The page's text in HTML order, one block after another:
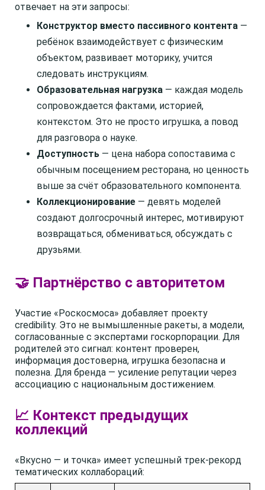
отвечает на эти запросы:
Конструктор вместо пассивного контента —
ребёнок взаимодействует с физическим
объектом, развивает моторику, учится
следовать инструкциям.
Образовательная нагрузка — каждая модель
сопровождается фактами, историей,
контекстом. Это не просто игрушка, а повод
для разговора о науке.
Доступность — цена набора сопоставима с
обычным посещением ресторана, но ценность
выше за счёт образовательного компонента.
Коллекционирование — девять моделей
создают долгосрочный интерес, мотивируют
возвращаться, обмениваться, обсуждать с
друзьями.
🤝 Партнёрство с авторитетом
Участие «Роскосмоса» добавляет проекту
credibility. Это не вымышленные ракеты, а модели,
согласованные с экспертами госкорпорации. Для
родителей это сигнал: контент проверен,
информация достоверна, игрушка безопасна и
полезна. Для бренда — усиление репутации через
ассоциацию с национальным достижением.
📈 Контекст предыдущих
коллекций
«Вкусно — и точка» имеет успешный трек-рекорд
тематических коллабораций: